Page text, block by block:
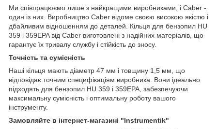
Ми співпрацюємо лише з найкращими виробниками, і Caber -
один із них. Виробництво Caber відоме своєю високою якістю і
дбайливим відношенням до деталей. Кільця для бензопил HU
359 і 359EPA від Caber виготовлені з надійних матеріалів, що
гарантує їх тривалу службу і стійкість до зносу.
Точність та сумісність
Наші кільця мають діаметр 47 мм і товщину 1,5 мм, що
відповідає точним специфікаціям виробника. Вони ідеально
підходять для бензопил HU 359 і 359EPA, забезпечуючи
максимальну сумісність і оптимальну роботу вашого
інструменту.
Замовляйте в інтернет-магазині "Instrumentik"